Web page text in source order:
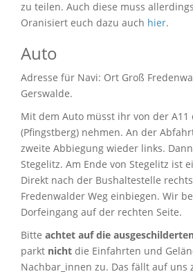
zu teilen. Auch diese muss
Oranisiert euch dazu auch hier.
Auto
Adresse für Navi: Ort Groß
Gerswalde.
Mit dem Auto müsst ihr von der
(Pfingstberg) nehmen. An der
zweite Abbiegung wieder links.
Stegelitz. Am Ende von Stegelitz ist
Direkt nach der Bushaltestelle
Fredenwalder Weg einbiegen. Wir
Dorfeingang auf der rechten Seite.
Bitte achtet auf die
parkt nicht die Einfahrten und
Nachbar_innen zu. Das fällt auf uns